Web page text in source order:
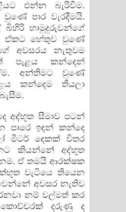
එන්න බැරිවීම.
පාර වැරදීමයි.
බිහිරි හාමුදුරුවන්ගේ
ඒකට හේතුව වුණේ
අවසරය නැතුවම
පැළය කන්දෙන්
අන්තිමට වුණේ
කන්දෙම තියලා
අද්භූත සීමාව පටන්
පාරෙ ඉඳන් කන්දෙ
මීටර් දෙකක් විතර
කියන්නේ අද්භූත
ඒ තමයි ආරක්ෂක
වැටියෙ තියෙන
අවසර නැතිව
නම් වල්මත් කර
කොච්චරක් දරුණු ද